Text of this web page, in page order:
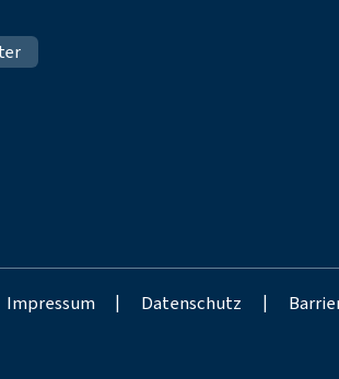
Impressum | Datenschutz |